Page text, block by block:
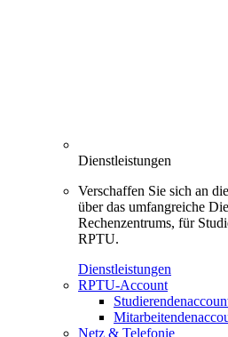
Dienstleistungen
Verschaffen Sie sich an
über das umfangreiche
Rechenzentrums, für
RPTU.
Dienstleistungen
RPTU-Account
Netz & Telefonie